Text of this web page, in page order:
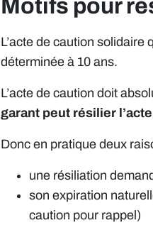
Motifs pour
L’acte de caution
déterminée à 10 ans.
L’acte de caution doit
garant peut résilier
Donc en pratique deux
une résiliation
son expiration
caution pour rappel)